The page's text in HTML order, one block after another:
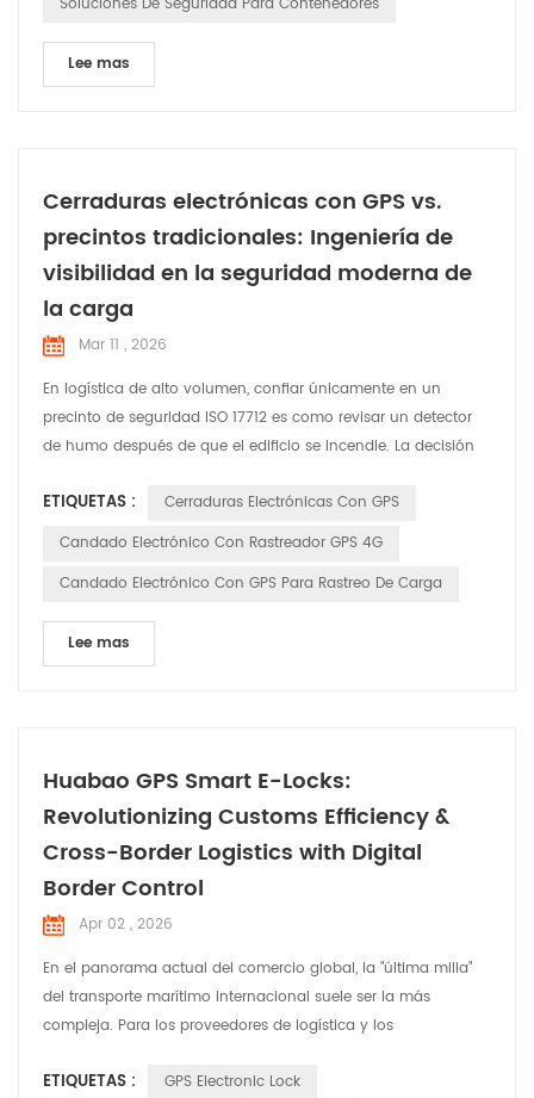
Lee mas
Cerraduras electrónicas con GPS vs.
precintos tradicionales: Ingeniería de
visibilidad en la seguridad moderna de
la carga
Mar 11 , 2026
En logística de alto volumen, confiar únicamente en un
precinto de seguridad ISO 17712 es como revisar un detector
de humo después de que el edificio se incendie. La decisión
se trata solo de cerrar una puerta. — Es una elección
estratégica entre gestionar una pérdida y prevenirla. Como
ETIQUETAS :
Cerraduras Electrónicas Con GPS
Candado Electrónico Con Rastreador GPS 4G
Candado Electrónico Con GPS Para Rastreo De Carga
Lee mas
Huabao GPS Smart E-Locks:
Revolutionizing Customs Efficiency &
Cross-Border Logistics with Digital
Border Control
Apr 02 , 2026
En el panorama actual del comercio global, la "última milla"
del transporte marítimo internacional suele ser la más
compleja. Para los proveedores de logística y los
solo en el traslado de mercancías, sino en sortear los
ETIQUETAS :
GPS Electronic Lock